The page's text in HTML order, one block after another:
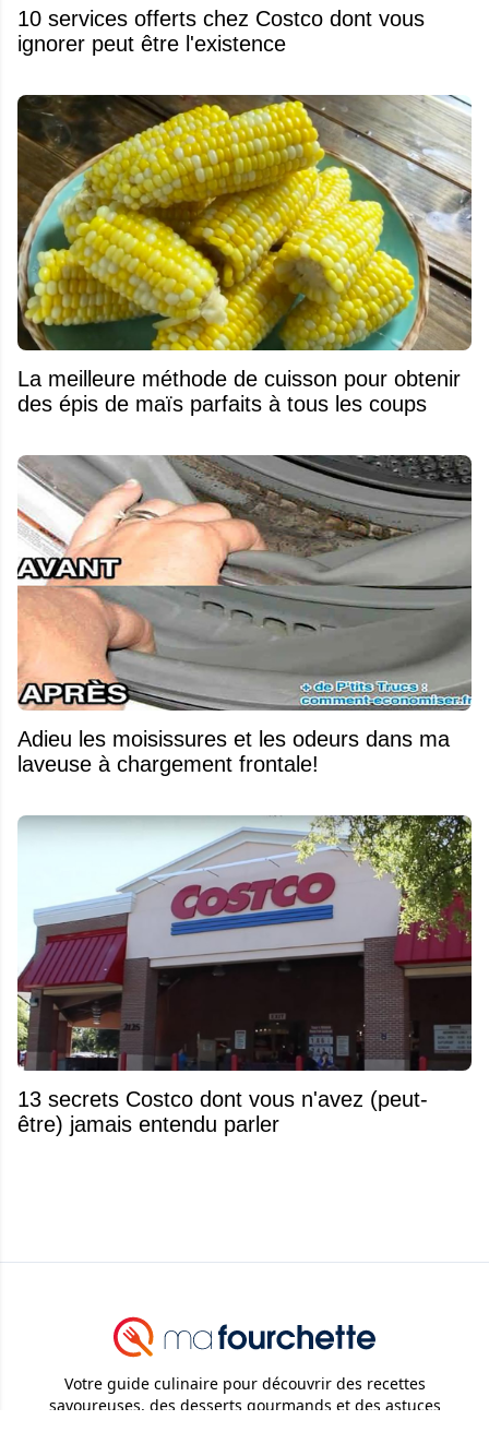
10 services offerts chez Costco dont vous
ignorer peut être l'existence
La meilleure méthode de cuisson pour obtenir
des épis de maïs parfaits à tous les coups
Adieu les moisissures et les odeurs dans ma
laveuse à chargement frontale!
13 secrets Costco dont vous n'avez (peut-
être) jamais entendu parler
Votre guide culinaire pour découvrir des recettes
savoureuses, des desserts gourmands et des astuces